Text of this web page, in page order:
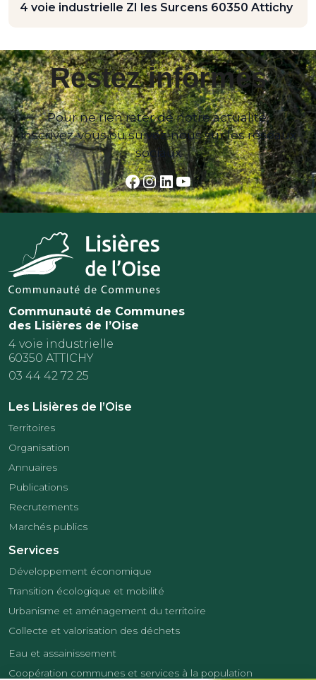
4 voie industrielle ZI les Surcens 60350 Attichy
Restez informés
Pour ne rien rater de notre actualité,
inscrivez-vous ou suivez-nous sur les réseaux
sociaux
Facebook
Instagram
LinkedIn
YouTube
Communauté de Communes
des Lisières de l’Oise
4 voie industrielle
60350 ATTICHY
03 44 42 72 25
Les Lisières de l’Oise
Territoires
Organisation
Annuaires
Publications
Recrutements
Marchés publics
Services
Développement économique
Transition écologique et mobilité
Urbanisme et aménagement du territoire
Collecte et valorisation des déchets
Eau et assainissement
Coopération communes et services à la population